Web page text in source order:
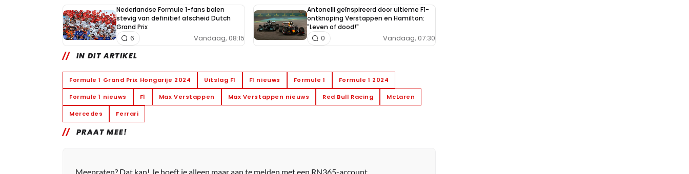
Nederlandse Formule 1-fans balen
stevig van definitief afscheid Dutch
Grand Prix
Vandaag, 08:15
6
Antonelli geïnspireerd door ultieme F1-
ontknoping Verstappen en Hamilton:
"Leven of dood!"
Vandaag, 07:30
0
IN DIT ARTIKEL
Formule 1 Grand Prix Hongarije 2024 Uitslag F1 F1 nieuws Formule 1 Formule 1 2024
Formule 1 nieuws F1 Max Verstappen Max Verstappen nieuws Red Bull Racing McLaren
Mercedes Ferrari
PRAAT MEE!
Meepraten? Dat kan! Je hoeft je alleen maar aan te melden met een RN365-account.